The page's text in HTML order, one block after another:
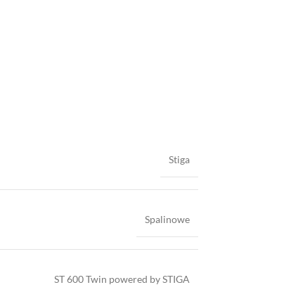
Stiga
Spalinowe
ST 600 Twin powered by STIGA